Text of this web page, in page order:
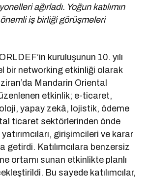
ağırladı. Yoğun katılımın
iş birliği görüşmeleri
kuruluşunun 10. yılı
bir networking etkinliği olarak
Mandarin Oriental
etkinlik; e-ticaret,
yapay zekâ, lojistik, ödeme
ticaret sektörlerinden önde
girişimcileri ve karar
getirdi. Katılımcılara benzersiz
ortamı sunan etkinlikte planlı
Bu sayede katılımcılar,